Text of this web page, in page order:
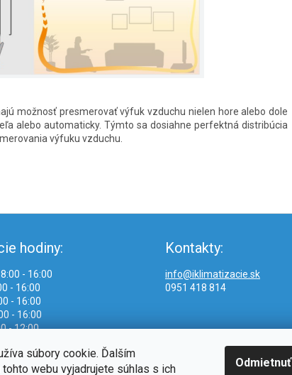
súbory cookie. Ďalším
webu vyjadrujete súhlas s ich
Odmietnuť
možnosť presmerovať výfuk vzduchu nielen hore alebo dole
alebo automaticky. Týmto sa dosiahne perfektná distribúcia
výfuku vzduchu.
hodiny:
- 16:00
- 16:00
- 16:00
- 16:00
- 12:00
Kontakty:
info@iklimatizacie.sk
0951 418 814